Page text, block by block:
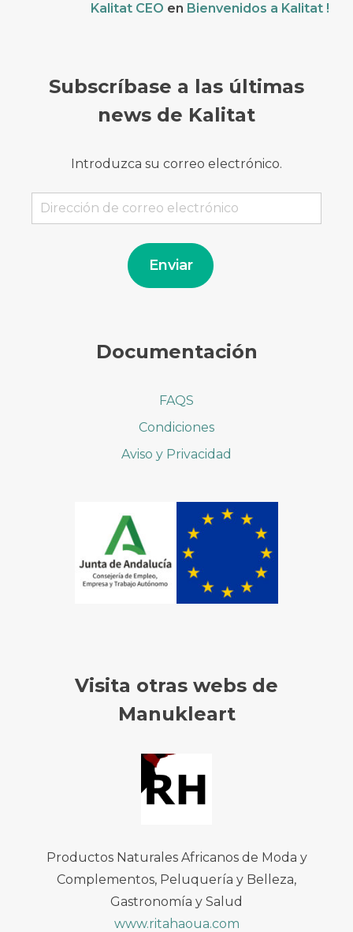
Kalitat CEO en Bienvenidos a Kalitat !
Subscríbase a las últimas
news de Kalitat
Introduzca su correo electrónico.
Dirección
de
Enviar
Documentación
FAQS
Condiciones
Aviso y Privacidad
Visita otras webs de
Manukleart
Productos Naturales Africanos de Moda y
Complementos, Peluquería y Belleza,
Gastronomía y Salud
www.ritahaoua.com